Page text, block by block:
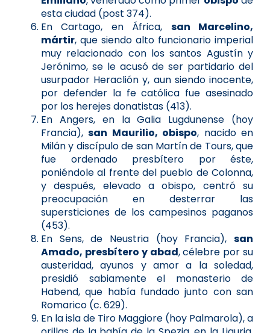
esta ciudad (post 374).
En Cartago, en África, san Marcelino,
mártir, que siendo alto funcionario imperial
muy relacionado con los santos Agustín y
Jerónimo, se le acusó de ser partidario del
usurpador Heraclión y, aun siendo inocente,
por defender la fe católica fue asesinado
por los herejes donatistas (413).
En Angers, en la Galia Lugdunense (hoy
Francia),san Maurilio, obispo, nacido en
Milán y discípulo de san Martín de Tours, que
fue ordenado presbítero por éste,
poniéndole al frente del pueblo de Colonna,
y después, elevado a obispo, centró su
preocupación en desterrar las
supersticiones de los campesinos paganos
(453).
En Sens, de Neustria (hoy Francia), san
Amado, presbítero y abad, célebre por su
austeridad, ayunos y amor a la soledad,
presidió sabiamente el monasterio de
Habend, que había fundado junto con san
Romarico (c. 629).
En la isla de Tiro Maggiore (hoy Palmarola), a